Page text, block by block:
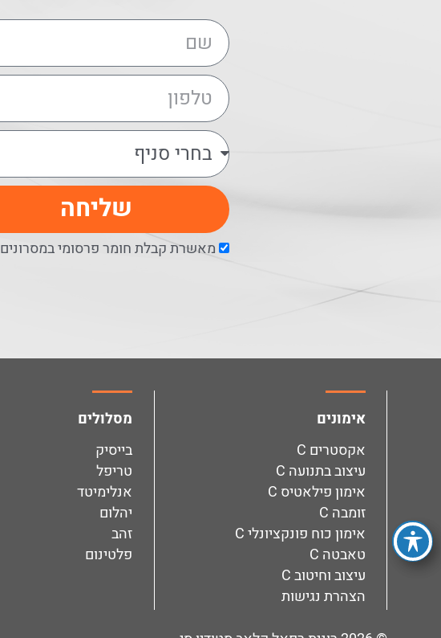
מאשרת קבלת חומר פרסומי במסרונים
שליחה
אימונים
אקסטרים C
עיצוב בתנועה C
אימון פילאטיס C
זומבה C
אימון כוח פונקציונלי C
טאבטה C
עיצוב וחיטוב C
הצהרת נגישות
מסלולים
בייסיק
טריפל
אנלימיטד
יהלום
זהב
פלטינום
facebook